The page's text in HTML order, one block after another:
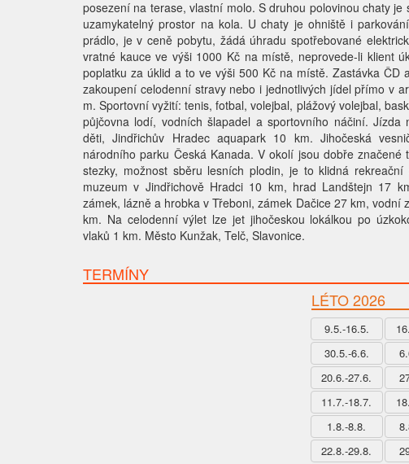
posezení na terase, vlastní molo. S druhou polovinou chaty je
uzamykatelný prostor na kola. U chaty je ohniště i
prádlo, je v ceně pobytu, žádá úhradu spotřebované
vratné kauce ve výši 1000 Kč na místě, neprovede-li klient
poplatku za úklid a to ve výši 500 Kč na místě. Zastávka ČD
zakoupení celodenní stravy nebo i jednotlivých jídel přímo v
m. Sportovní vyžití: tenis, fotbal, volejbal, plážový volejbal,
půjčovna lodí, vodních šlapadel a sportovního náčiní.
děti, Jindřichův Hradec aquapark 10 km. Jihočeská
národního parku Česká Kanada. V okolí jsou dobře značené
stezky, možnost sběru lesních plodin, je to klidná
muzeum v Jindřichově Hradci 10 km, hrad Landštejn 17
zámek, lázně a hrobka v Třeboni, zámek Dačice 27 km, vodní
km. Na celodenní výlet lze jet jihočeskou lokálkou po
vlaků 1 km. Město Kunžak, Telč, Slavonice.
TERMÍNY
LÉTO 2026
9.5.-16.5.
30.5.-6.6.
20.6.-27.6.
11.7.-18.7.
1.8.-8.8.
22.8.-29.8.